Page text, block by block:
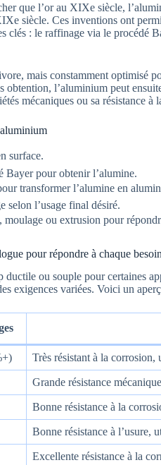
que l’or au XIXe siècle,
siècle. Ces inventions ont
clés : le raffinage via le procédé
mais constamment optimisé
obtention, l’aluminium peut
mécaniques ou sa résistance à
surface.
pour obtenir l’alumine.
transformer l’alumine en
selon l’usage final désiré.
moulage ou extrusion pour
pour répondre à chaque
ou souple pour certaines
exigences variées. Voici un
Très résistant à la
Grande résistance
Bonne résistance à la
Bonne résistance à l’usure,
Excellente résistance à la